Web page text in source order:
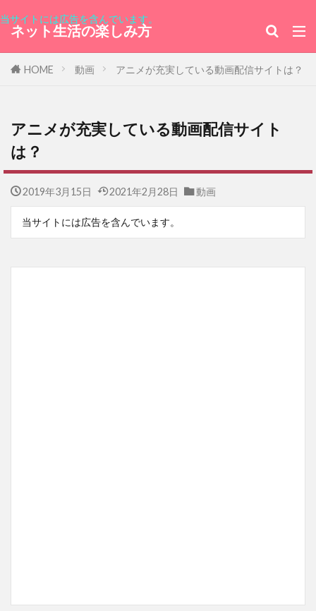
当サイトには広告を含んでいます。
ネット生活の楽しみ方
HOME 動画 アニメが充実している動画配信サイトは？
アニメが充実している動画配信サイト
は？
2019年3月15日 2021年2月28日 動画
当サイトには広告を含んでいます。